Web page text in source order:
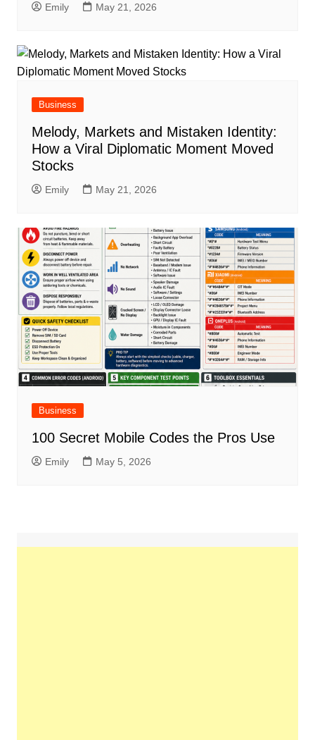
Emily May 21, 2026
Business
Melody, Markets and Mistaken Identity:
How a Viral Diplomatic Moment Moved
Stocks
Emily May 21, 2026
Business
100 Secret Mobile Codes the Pros Use
Emily May 5, 2026